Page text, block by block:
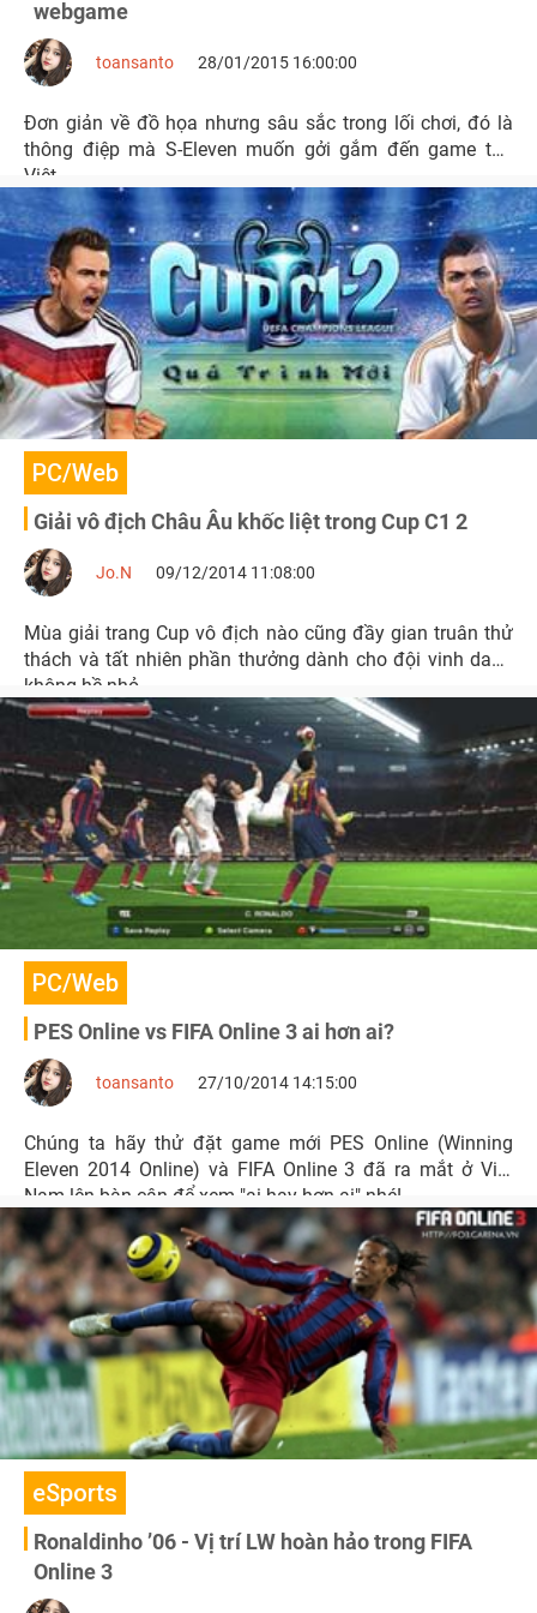
webgame
toansanto 28/01/2015 16:00:00
Đơn giản về đồ họa nhưng sâu sắc trong lối chơi, đó là
thông điệp mà S-Eleven muốn gởi gắm đến game thủ
Việt.
PC/Web
Giải vô địch Châu Âu khốc liệt trong Cup C1 2
Jo.N 09/12/2014 11:08:00
Mùa giải trang Cup vô địch nào cũng đầy gian truân thử
thách và tất nhiên phần thưởng dành cho đội vinh danh
không hề nhỏ.
PC/Web
PES Online vs FIFA Online 3 ai hơn ai?
toansanto 27/10/2014 14:15:00
Chúng ta hãy thử đặt game mới PES Online (Winning
Eleven 2014 Online) và FIFA Online 3 đã ra mắt ở Việt
Nam lên bàn cân để xem "ai hay hơn ai" nhé!
eSports
Ronaldinho ’06 - Vị trí LW hoàn hảo trong FIFA
Online 3